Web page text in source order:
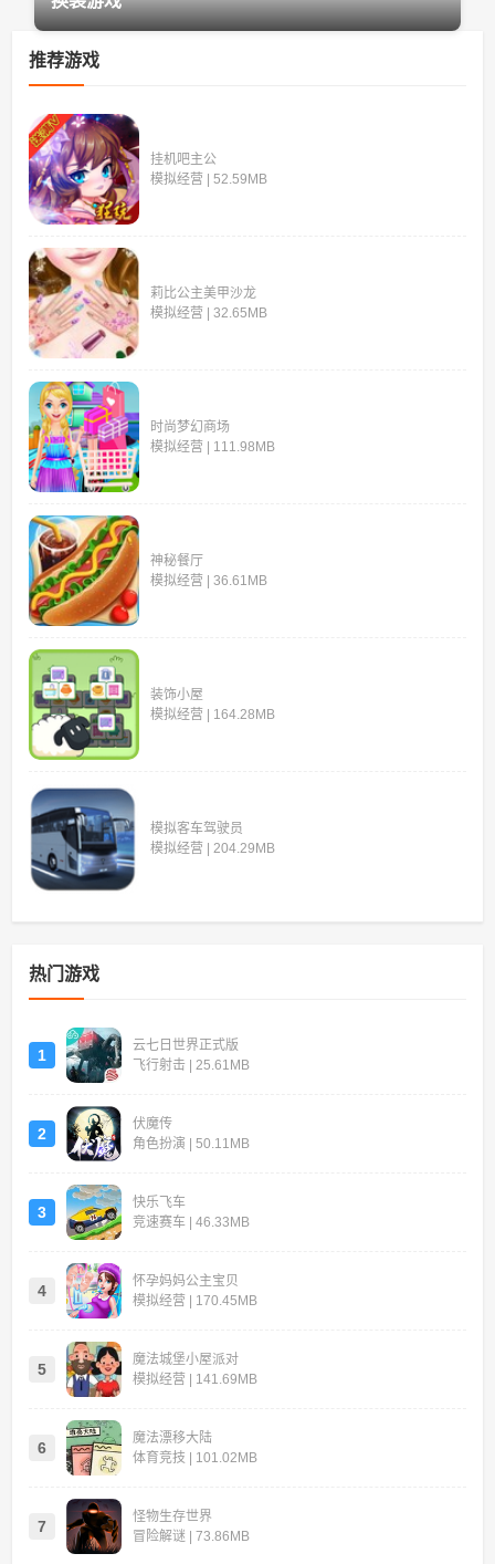
推荐游戏
挂机吧主公
模拟经营 | 52.59MB
莉比公主美甲沙龙
模拟经营 | 32.65MB
时尚梦幻商场
模拟经营 | 111.98MB
神秘餐厅
模拟经营 | 36.61MB
装饰小屋
模拟经营 | 164.28MB
模拟客车驾驶员
模拟经营 | 204.29MB
热门游戏
1
云七日世界正式版
飞行射击 | 25.61MB
2
伏魔传
角色扮演 | 50.11MB
3
快乐飞车
竞速赛车 | 46.33MB
4
怀孕妈妈公主宝贝
模拟经营 | 170.45MB
5
魔法城堡小屋派对
模拟经营 | 141.69MB
6
魔法漂移大陆
体育竞技 | 101.02MB
7
怪物生存世界
冒险解谜 | 73.86MB